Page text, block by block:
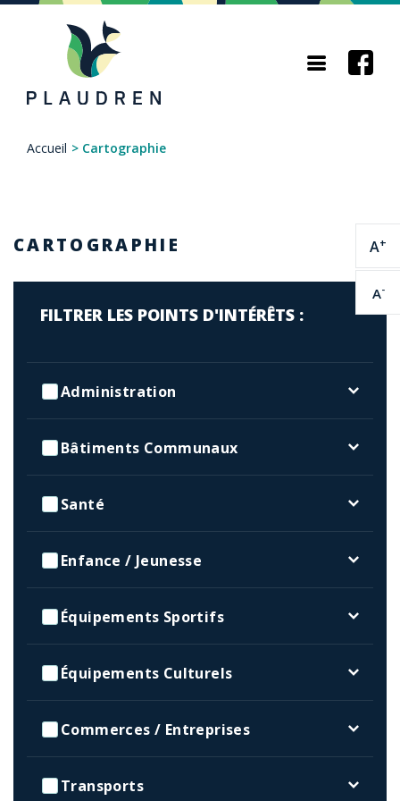
Aller
contenu
principal
A+
A-
Accueil > Cartographie
CARTOGRAPHIE
FILTRER LES POINTS D'INTÉRÊTS :
Administration
Bâtiments Communaux
Santé
Enfance / Jeunesse
Équipements Sportifs
Équipements Culturels
Commerces / Entreprises
Transports